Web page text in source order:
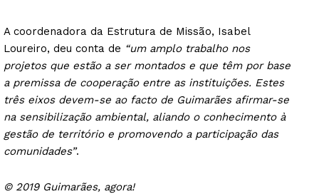
A coordenadora da Estrutura de Missão, Isabel
Loureiro, deu conta de “um amplo trabalho nos
projetos que estão a ser montados e que têm por base
a premissa de cooperação entre as instituições. Estes
três eixos devem-se ao facto de Guimarães afirmar-se
na sensibilização ambiental, aliando o conhecimento à
gestão de território e promovendo a participação das
comunidades”.
© 2019 Guimarães, agora!